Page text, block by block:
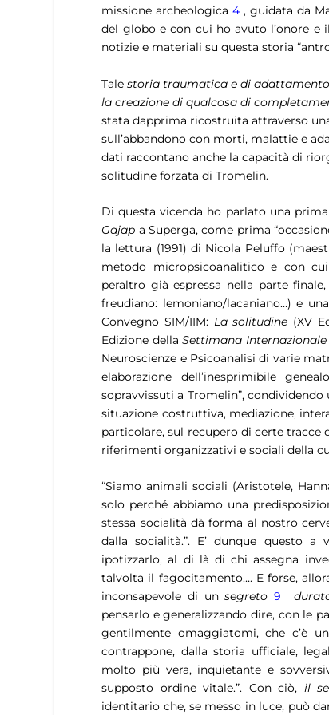
missione archeologica 4 , guidata da
del globo e con cui ho avuto l’onore e
notizie e materiali su questa storia
Talestoria traumatica e di
la creazione di qualcosa di
stata dapprima ricostruita attraverso
sull’abbandono con morti, malattie e
dati raccontano anche la capacità di
solitudine forzata di Tromelin.
Di questa vicenda ho parlato una
Gajap a Superga, come prima
la lettura (1991) di Nicola Peluffo
metodo micropsicoanalitico e con
peraltro già espressa nella parte
freudiano: lemoniano/lacaniano…) e
Convegno SIM/IIM:La solitudine (XV
Edizione dellaSettimana
Neuroscienze e Psicoanalisi di varie
elaborazione dell’inesprimibile
sopravvissuti a Tromelin”,
situazione costruttiva, mediazione,
particolare, sul recupero di certe tracce
riferimenti organizzativi e sociali della
“Siamo animali sociali (Aristotele,
solo perché abbiamo una
stessa socialità dà forma al nostro
dalla socialità.”. E’ dunque questo
ipotizzarlo, al di là di chi assegna
talvolta il fagocitamento…. E forse,
inconsapevole di unsegreto 9
pensarlo e generalizzando dire, con le
gentilmente omaggiatomi, che c’è
contrappone, dalla storia ufficiale,
molto più vera, inquietante e
supposto ordine vitale.”. Con ciò, il
identitario che, se messo in luce, può